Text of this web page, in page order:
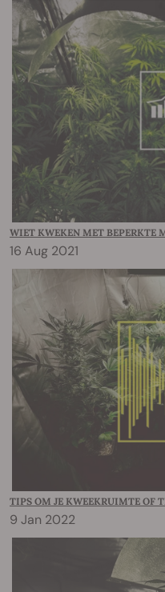
WIET KWEKEN MET BEPERKTE
16 Aug 2021
TIPS OM JE KWEEKRUIMTE OF
9 Jan 2022